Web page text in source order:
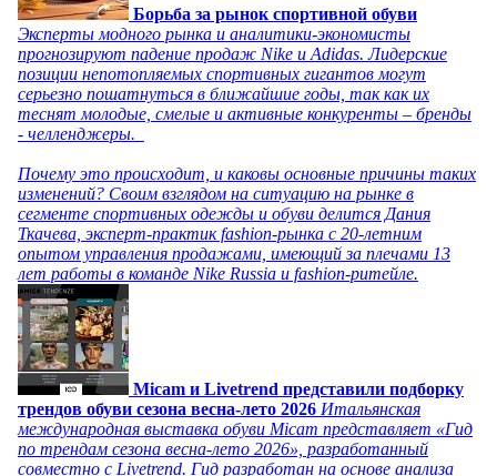
Борьба за рынок спортивной обуви
Эксперты модного рынка и аналитики-экономисты
прогнозируют падение продаж Nike и Adidas. Лидерские
позиции непотопляемых спортивных гигантов могут
серьезно пошатнуться в ближайшие годы, так как их
теснят молодые, смелые и активные конкуренты – бренды
- челленджеры.
Почему это происходит, и каковы основные причины таких
изменений? Своим взглядом на ситуацию на рынке в
сегменте спортивных одежды и обуви делится Дания
Ткачева, эксперт-практик fashion-рынка с 20-летним
опытом управления продажами, имеющий за плечами 13
лет работы в команде Nike Russia и fashion-ритейле.
Micam и Livetrend представили подборку
трендов обуви сезона весна-лето 2026 Итальянская
международная выставка обуви Micam представляет «Гид
по трендам сезона весна-лето 2026», разработанный
совместно с Livetrend. Гид разработан на основе анализа